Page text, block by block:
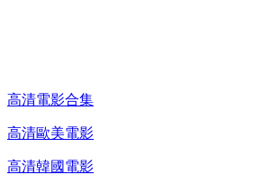
高清電影合集
高清歐美電影
高清韓國電影